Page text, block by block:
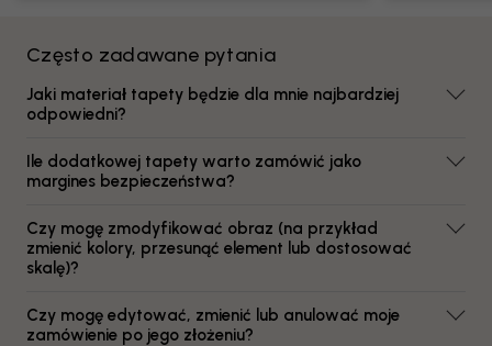
Często zadawane pytania
Jaki materiał tapety będzie dla mnie najbardziej
odpowiedni?
Ile dodatkowej tapety warto zamówić jako
margines bezpieczeństwa?
Czy mogę zmodyfikować obraz (na przykład
zmienić kolory, przesunąć element lub dostosować
skalę)?
Czy mogę edytować, zmienić lub anulować moje
zamówienie po jego złożeniu?